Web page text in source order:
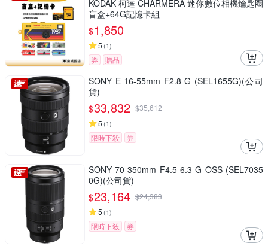
KODAK 柯達 CHARMERA 迷你數位相機鑰匙圈
盲盒+64G記憶卡組
$1,850
5 (1)
券 贈品
SONY E 16-55mm F2.8 G (SEL1655G)(公司
貨)
$33,832 $35,612
5 (1)
限時下殺 券
SONY 70-350mm F4.5-6.3 G OSS (SEL7035
0G)(公司貨)
$23,164 $24,383
5 (1)
限時下殺 券